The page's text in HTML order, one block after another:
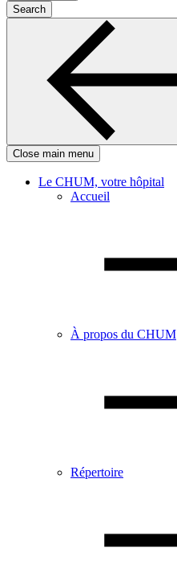
Search
Close main menu
Le CHUM, votre hôpital
Accueil
À propos du CHUM
Répertoire